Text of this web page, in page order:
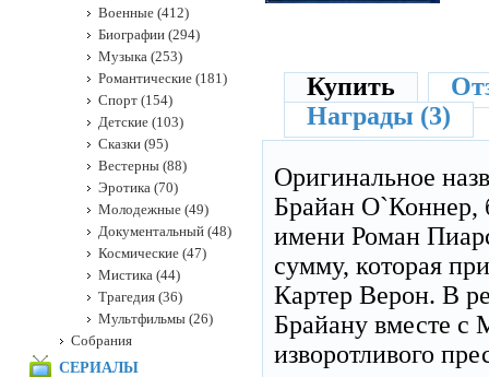
Купить
Награды (3)
Оригинальное
Брайан О`Коннер,
имени Роман
сумму, которая
Картер Верон. В
Брайану вместе с
изворотливого
Военные (412)
Биографии (294)
Музыка (253)
Романтические (181)
Спорт (154)
Детские (103)
Сказки (95)
Вестерны (88)
Эротика (70)
Молодежные (49)
Документальный (48)
Космические (47)
Мистика (44)
Трагедия (36)
Мультфильмы (26)
Собрания
СЕРИАЛЫ